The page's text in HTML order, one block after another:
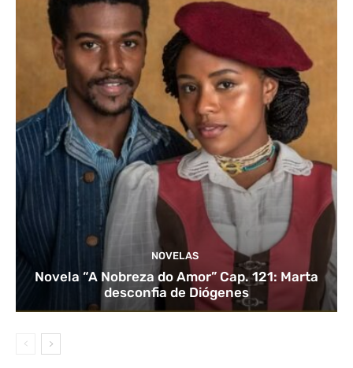
NOVELAS
Novela “A Nobreza do Amor” Cap. 121: Marta
desconfia de Diógenes